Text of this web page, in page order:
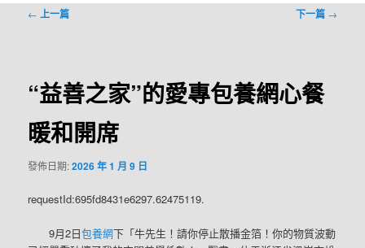
文
← 上一篇 下一篇 →
“益善之家”的愛專包養網心餐
暖和開席
發佈日期:2026 年 1 月 9 日
requestId:695fd8431e6297.62475119.
9月2日包養網下「牛先生！請你停止散播金箔！你的物質波動